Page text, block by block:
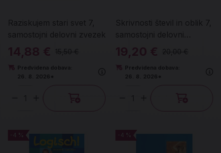
Raziskujem stari svet 7,
samostojni delovni zvezek
14,88 € 15,50 €
Predvidena dobava:
26. 8. 2026*
Količina
Skrivnosti števil in oblik 7,
samostojni delovni
zvezek, 5 delov
19,20 € 20,00 €
Predvidena dobava:
26. 8. 2026*
Količina
-4 %
-4 % -4 %
-4 %